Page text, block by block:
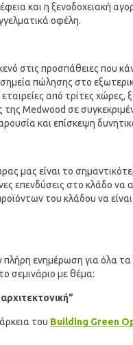
και η ξενοδοχειακή
οφέλη.
στις προσπάθειες που
πώλησης στο
από τρίτες χώρες,
της Medwood σε
και επίσκεψη
μας είναι το
επενδύσεις στο κλάδο να
του κλάδου να
πλήρη ενημέρωση για όλα
σεμινάριο με θέμα:
του Building Green